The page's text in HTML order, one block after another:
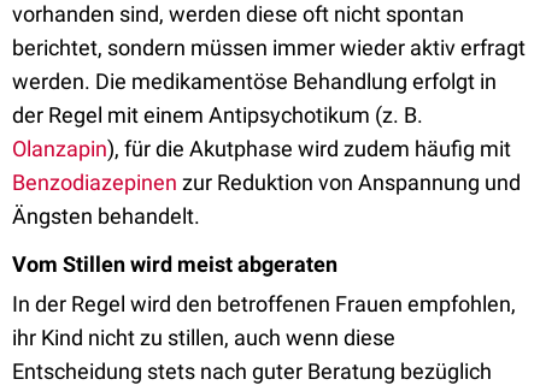
vorhanden sind, werden diese oft nicht spontan
berichtet, sondern müssen immer wieder aktiv erfragt
werden. Die medikamentöse Behandlung erfolgt in
der Regel mit einem Antipsychotikum (z. B.
Olanzapin), für die Akutphase wird zudem häufig mit
Benzodiazepinen zur Reduktion von Anspannung und
Ängsten behandelt.
Vom Stillen wird meist abgeraten
In der Regel wird den betroffenen Frauen empfohlen,
ihr Kind nicht zu stillen, auch wenn diese
Entscheidung stets nach guter Beratung bezüglich